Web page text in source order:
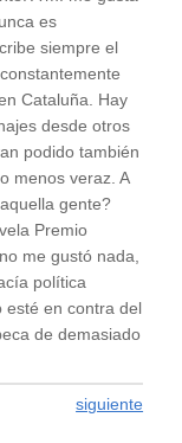
es
siempre el
Cataluña. Hay
desde otros
podido también
menos veraz. A
gente?
Premio
me gustó nada,
política
en contra del
de demasiado
siguiente